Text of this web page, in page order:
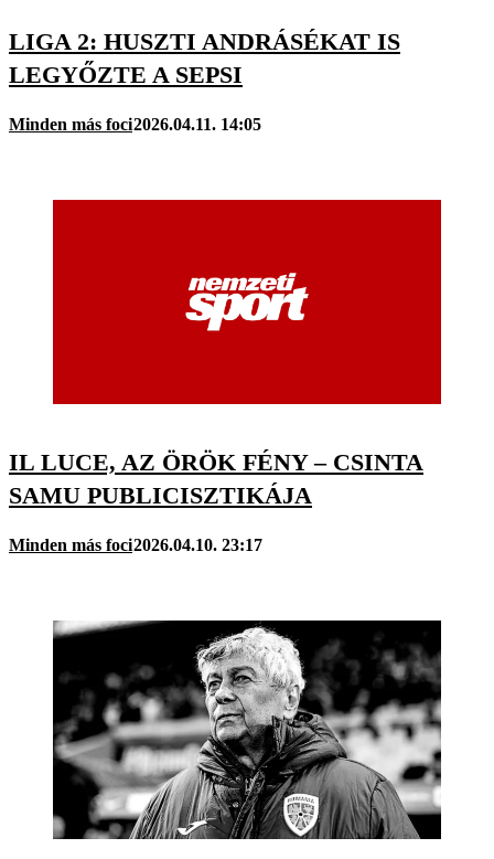
LIGA 2: HUSZTI ANDRÁSÉKAT IS
LEGYŐZTE A SEPSI
Minden más foci2026.04.11. 14:05
IL LUCE, AZ ÖRÖK FÉNY – CSINTA
SAMU PUBLICISZTIKÁJA
Minden más foci2026.04.10. 23:17